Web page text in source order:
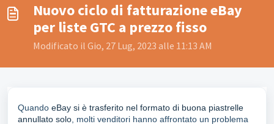
Nuovo ciclo di fatturazione eBay
per liste GTC a prezzo fisso
Modificato il Gio, 27 Lug, 2023 alle 11:13 AM
Quando eBay si è trasferito nel formato di buona piastrelle
annullato solo , molti venditori hanno affrontato un problema